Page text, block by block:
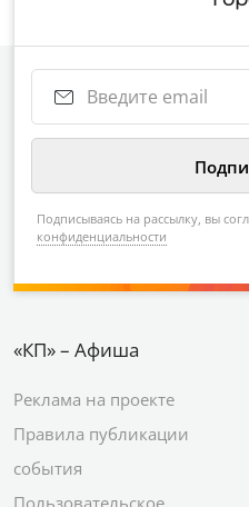
Подписываясь на рассылку, вы
конфиденциальности
«КП» – Афиша
Реклама на проекте
Правила публикации
события
Пользовательское